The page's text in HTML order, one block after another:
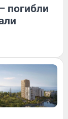
погибли